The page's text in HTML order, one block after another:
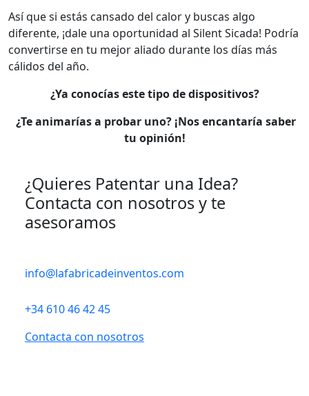
Así que si estás cansado del calor y buscas algo
diferente, ¡dale una oportunidad al Silent Sicada! Podría
convertirse en tu mejor aliado durante los días más
cálidos del año.
¿Ya conocías este tipo de dispositivos?
¿Te animarías a probar uno? ¡Nos encantaría saber
tu opinión!
¿Quieres Patentar una Idea?
Contacta con nosotros y te
asesoramos
info@lafabricadeinventos.com
+34 610 46 42 45
Contacta con nosotros